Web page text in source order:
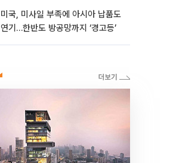
미국, 미사일 부족에 아시아 납품도
연기…한반도 방공망까지 ‘경고등’